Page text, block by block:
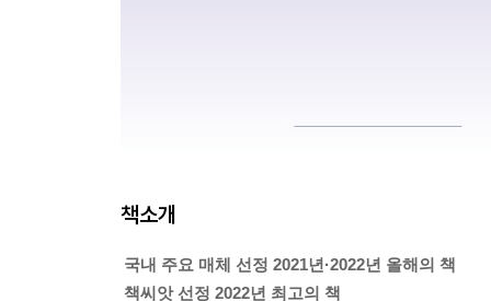
책소개
국내 주요 매체 선정 2021년·2022년 올해의 책
책씨앗 선정 2022년 최고의 책